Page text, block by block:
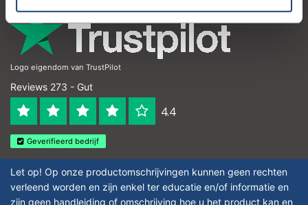
Logo eigendom van TrustPilot
Reviews 273 - Gut
4.4
Geverifieerd bedrijf
Let op! Op onze productomschrijvingen kunnen geen rechten
verleend worden en zijn enkel ter educatie en/of informatie en
zijn geen handleiding of omschrijving hoe u het product kan en